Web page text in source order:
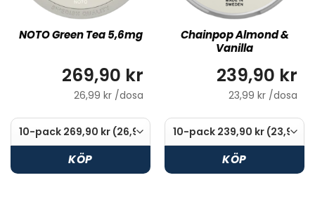
NOTO Green Tea 5,6mg
269,90 kr
26,99 kr /dosa
KÖP
Chainpop Almond &
Vanilla
239,90 kr
23,99 kr /dosa
KÖP